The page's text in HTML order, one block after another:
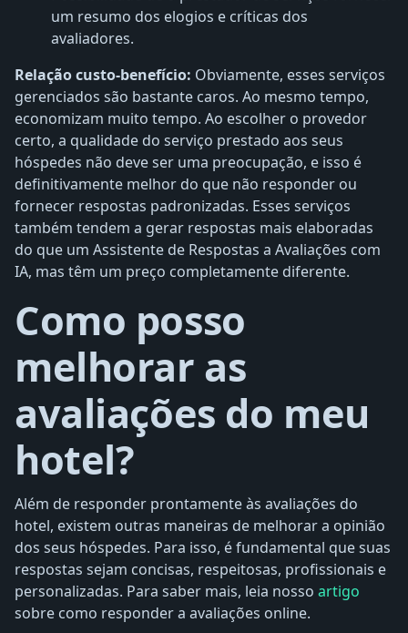
um resumo dos elogios e críticas dos
avaliadores.
Relação custo-benefício: Obviamente, esses serviços
gerenciados são bastante caros. Ao mesmo tempo,
economizam muito tempo. Ao escolher o provedor
certo, a qualidade do serviço prestado aos seus
hóspedes não deve ser uma preocupação, e isso é
definitivamente melhor do que não responder ou
fornecer respostas padronizadas. Esses serviços
também tendem a gerar respostas mais elaboradas
do que um Assistente de Respostas a Avaliações com
IA, mas têm um preço completamente diferente.
Como posso
melhorar as
avaliações do meu
hotel?
Além de responder prontamente às avaliações do
hotel, existem outras maneiras de melhorar a opinião
dos seus hóspedes. Para isso, é fundamental que suas
respostas sejam concisas, respeitosas, profissionais e
personalizadas. Para saber mais, leia nosso artigo
sobre como responder a avaliações online.